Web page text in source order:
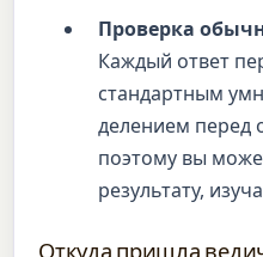
Проверка
Каждый ответ
стандартным
делением перед
поэтому вы
результату,